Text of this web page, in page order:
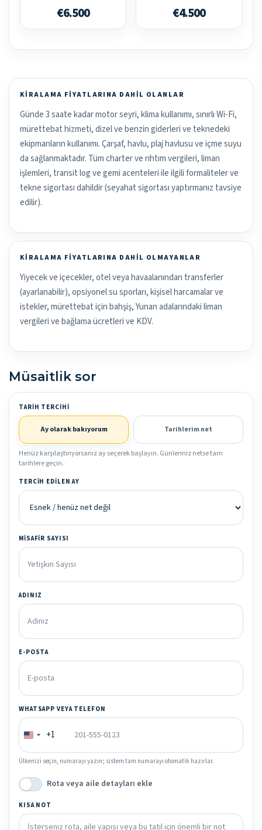
€6.500 €4.500
KIRALAMA FIYATLARINA DAHIL OLANLAR
Günde 3 saate kadar motor seyri, klima kullanımı, sınırlı Wi-Fi,
mürettebat hizmeti, dizel ve benzin giderleri ve teknedeki
ekipmanların kullanımı. Çarşaf, havlu, plaj havlusu ve içme suyu
da sağlanmaktadır. Tüm charter ve rıhtım vergileri, liman
işlemleri, transit log ve gemi acenteleri ile ilgili formaliteler ve
tekne sigortası dahildir (seyahat sigortası yaptırmanız tavsiye
edilir).
KIRALAMA FIYATLARINA DAHIL OLMAYANLAR
Yiyecek ve içecekler, otel veya havaalanından transferler
(ayarlanabilir), opsiyonel su sporları, kişisel harcamalar ve
istekler, mürettebat için bahşiş, Yunan adalarındaki liman
vergileri ve bağlama ücretleri ve KDV.
Müsaitlik sor
TARIH TERCIHI
Ay olarak bakıyorum Tarihlerim net
Henüz karşılaştırıyorsanız ay seçerek başlayın. Günleriniz netse tam
tarihlere geçin.
TERCIH EDILEN AY
MISAFIR SAYISI
ADINIZ
E-POSTA
WHATSAPP VEYA TELEFON
+1
Ülkenizi seçin, numarayı yazın; sistem tam numarayı otomatik hazırlar.
Rota veya aile detayları ekle
KISA NOT